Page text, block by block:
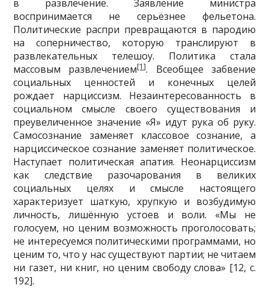
в развлечение. Заявление министра
воспринимается не серьёзнее фельетона.
Политические распри превращаются в пародию
на соперничество, которую транслируют в
развлекательных телешоу. Политика стала
массовым развлечением[1]. Всеобщее забвение
социальных ценностей и конечных целей
рождает нарциссизм. Незаинтересованность в
социальном смысле своего существования и
преувеличенное значение «Я» идут рука об руку.
Самосознание заменяет классовое сознание, а
нарциссическое сознание заменяет политическое.
Наступает политическая апатия. Неонарциссизм
как следствие разочарования в великих
социальных целях и смысле настоящего
характеризует шаткую, хрупкую и возбудимую
личность, лишённую устоев и воли. «Мы не
голосуем, но ценим возможность проголосовать;
не интересуемся политическими программами, но
ценим то, что у нас существуют партии; не читаем
ни газет, ни книг, но ценим свободу слова» [12, с.
192].